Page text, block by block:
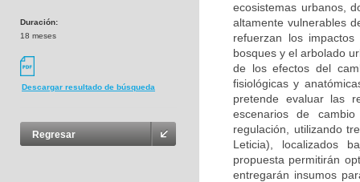
Duración:
18 meses
Descargar resultado de búsqueda
Regresar
ecosistemas urbanos,
altamente vulnerables
refuerzan los
bosques y el arbolado
de los efectos del
fisiológicas y
pretende evaluar las
escenarios de
regulación, utilizando
Leticia), localizados
propuesta permitirán
entregarán insumos